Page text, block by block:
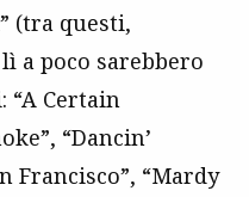
(tra questi,
a poco sarebbero
Certain
“Dancin’
Francisco”, “Mardy